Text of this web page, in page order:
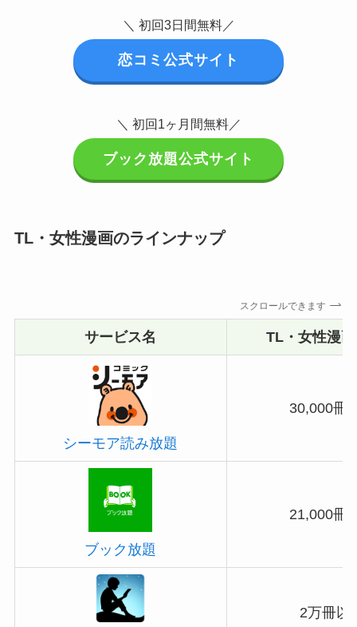
＼ 初回3日間無料／
恋コミ公式サイト
＼ 初回1ヶ月間無料／
ブック放題公式サイト
TL・女性漫画のラインナップ
スクロールできます
サービス名 TL・女性漫
シーモア読み放題
30,000冊
ブック放題
21,000冊
2万冊以